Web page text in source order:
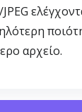
αρχείο.